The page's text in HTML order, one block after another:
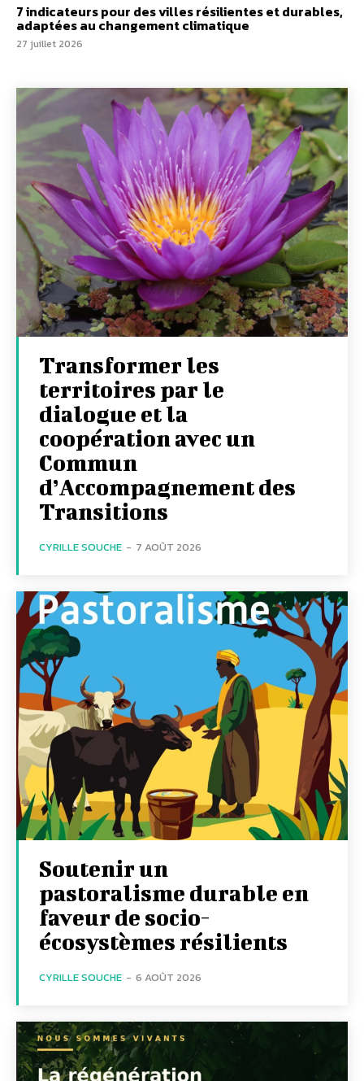
7 indicateurs pour des villes résilientes et durables,
adaptées au changement climatique
27 juillet 2026
Transformer les
territoires par le
dialogue et la
coopération avec un
Commun
d’Accompagnement des
Transitions
CYRILLE SOUCHE - 7 AOÛT 2026
Soutenir un
pastoralisme durable en
faveur de socio-
écosystèmes résilients
CYRILLE SOUCHE - 6 AOÛT 2026